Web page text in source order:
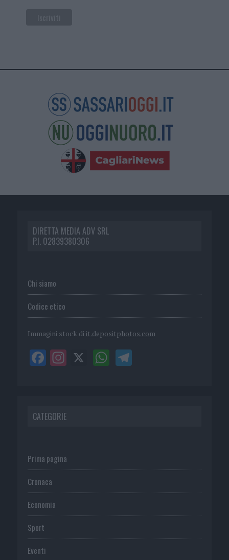
DIRETTA MEDIA ADV SRL
P.I. 02839380306
Chi siamo
Codice etico
Immagini stock di it.depositphotos.com
CATEGORIE
Prima pagina
Cronaca
Economia
Sport
Eventi